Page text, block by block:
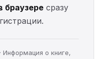
браузере сразу
Информация о книге,